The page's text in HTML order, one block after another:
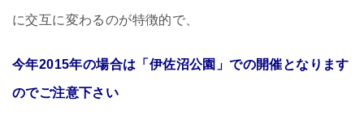
に交互に変わるのが特徴的で、
今年2015年の場合は「伊佐沼公園」での開催となります
のでご注意下さい